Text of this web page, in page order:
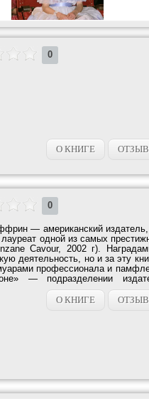
0
О КНИГЕ
0
— американский издатель,
одной из самых
Cavour, 2002 г).
деятельность, но и за эту
профессионала и
— подразделении
О КНИГЕ